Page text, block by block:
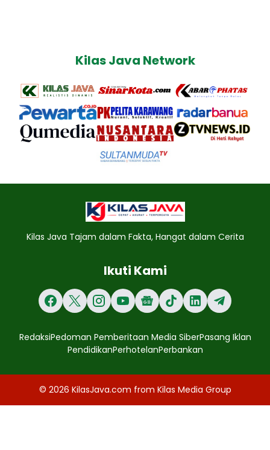
Kilas Java Network
Kilas Java Tajam dalam Fakta, Hangat dalam Cerita
Ikuti Kami
RedaksiPedoman Pemberitaan Media SiberPasang Iklan
PendidikanPerhotelanPerbankan
© 2026 KilasJava.com from Kilas Media Group